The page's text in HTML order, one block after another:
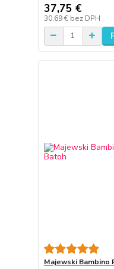
37,75 €
30,69 € bez DPH
Majewski Bambino